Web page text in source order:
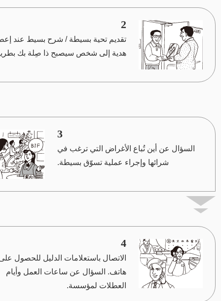
2
تقديم تحية بسيطة / شرح بسيط عند
هدية إلى شخص سيصبح ذا صِلة بك
3
السؤال عن أين تُباع الأغراض التي ترغب في
شرائها وإجراء عملية تسوّق بسيطة.
4
الاتصال باستعلامات الدليل للحصول
هاتف. السؤال عن ساعات العمل وأيام
العطلات لمؤسسة.